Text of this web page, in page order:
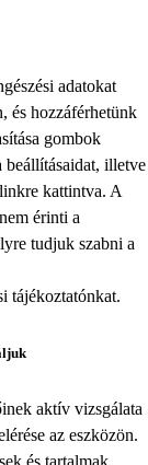
adatokat
és hozzáférhetünk
gombok
beállításaidat, illetve
linkre kattintva. A
érinti a
tudjuk szabni a
tájékoztatónkat.
aktív vizsgálata
az eszközön.
és tartalmak